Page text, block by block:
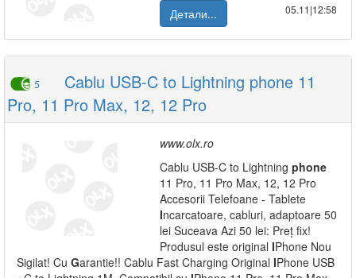
Детали...
05.11|12:58
5
Cablu USB-C to Lightning phone 11
Pro, 11 Pro Max, 12, 12 Pro
www.olx.ro
Cablu USB-C to Lightning phone
11 Pro, 11 Pro Max, 12, 12 Pro
Accesorii Telefoane - Tablete
Incarcatoare, cabluri, adaptoare 50
lei Suceava Azi 50 lei: Preț fix!
Produsul este original IPhone Nou
Sigilat! Cu Garantie!! Cablu Fast Charging Original IPhone USB